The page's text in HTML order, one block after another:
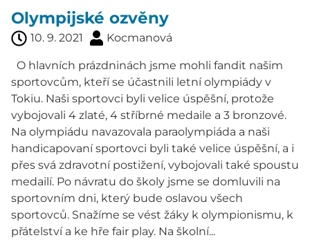
Olympijské ozvěny
10. 9. 2021 Kocmanová
O hlavních prázdninách jsme mohli fandit našim
sportovcům, kteří se účastnili letní olympiády v
Tokiu. Naši sportovci byli velice úspěšní, protože
vybojovali 4 zlaté, 4 stříbrné medaile a 3 bronzové.
Na olympiádu navazovala paraolympiáda a naši
handicapovaní sportovci byli také velice úspěšní, a i
přes svá zdravotní postižení, vybojovali také spoustu
medailí. Po návratu do školy jsme se domluvili na
sportovním dni, který bude oslavou všech
sportovců. Snažíme se vést žáky k olympionismu, k
přátelství a ke hře fair play. Na školní...